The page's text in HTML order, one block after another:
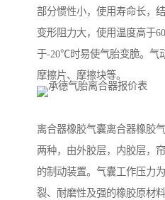
部分惯性小，使用寿命长，
变形阻力大，使用温度高于
于-20℃时易使气胎变脆。气
摩擦片、摩擦块等。
离合器橡胶气囊离合器橡胶
两种，由外胶层，内胶层，
的制动装置。气囊工作压力
裂、耐磨性及强的橡胶原材